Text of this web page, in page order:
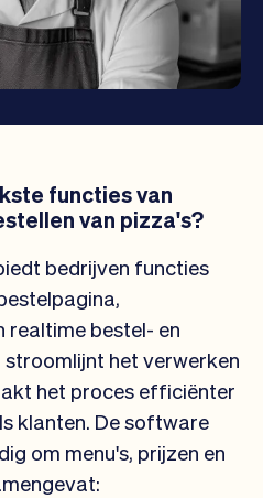
functies van
van pizza's?
bedrijven functies
realtime bestel- en
het verwerken
het proces efficiënter
klanten. De software
om menu's, prijzen en